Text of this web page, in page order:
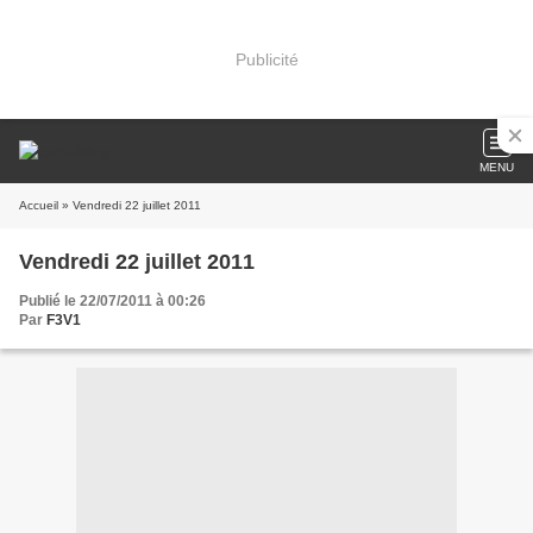
Publicité
MENU
Accueil » Vendredi 22 juillet 2011
Vendredi 22 juillet 2011
Publié le 22/07/2011 à 00:26
Par F3V1